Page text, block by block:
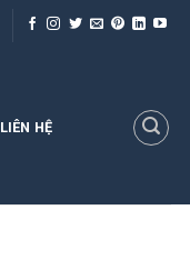
LIÊN HỆ